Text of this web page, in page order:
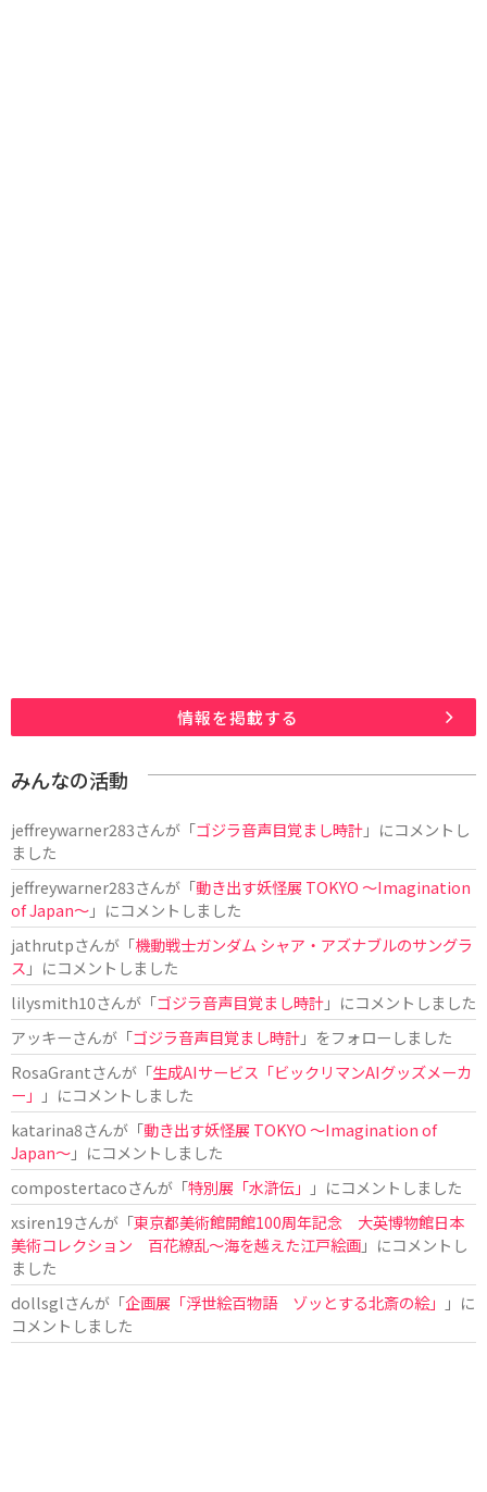
情報を掲載する
みんなの活動
jeffreywarner283さんが「ゴジラ音声目覚まし時計」にコメントし
ました
jeffreywarner283さんが「動き出す妖怪展 TOKYO 〜Imagination
of Japan〜」にコメントしました
jathrutpさんが「機動戦士ガンダム シャア・アズナブルのサングラ
ス 」にコメントしました
lilysmith10さんが「ゴジラ音声目覚まし時計」にコメントしました
アッキーさんが「ゴジラ音声目覚まし時計」をフォローしました
RosaGrantさんが「生成AIサービス「ビックリマンAIグッズメーカ
ー」
」にコメントしました
katarina8さんが「動き出す妖怪展 TOKYO 〜Imagination of
Japan〜」にコメントしました
compostertacoさんが「特別展「水滸伝」
」にコメントしました
xsiren19さんが「東京都美術館開館100周年記念 大英博物館日本
美術コレクション 百花繚乱～海を越えた江戸絵画」にコメントし
ました
dollsglさんが「企画展「浮世絵百物語 ゾッとする北斎の絵」
」に
コメントしました